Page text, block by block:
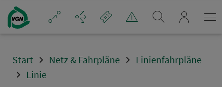
Navigation überspringen
Start Netz & Fahrpläne
Linienfahrpläne
Linie